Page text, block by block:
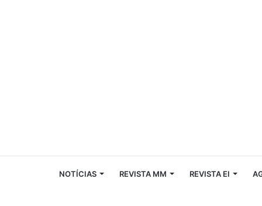
NOTÍCIAS REVISTA MM REVISTA EI